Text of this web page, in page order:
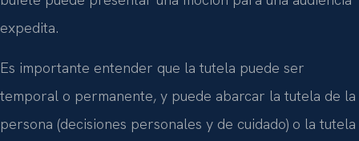
expedita.
Es importante entender que la tutela puede ser
temporal o permanente, y puede abarcar la tutela de la
persona (decisiones personales y de cuidado) o la tutela